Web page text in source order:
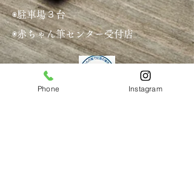
◉駐車場３台
◉赤ちゃん筆センター受付店
Phone Instagram